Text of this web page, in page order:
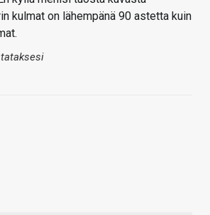
kulmat on lähempänä 90 astetta kuin